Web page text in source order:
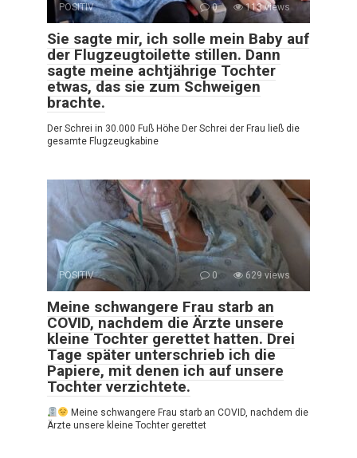
POSITIV 0 113 views
Sie sagte mir, ich solle mein Baby auf
der Flugzeugtoilette stillen. Dann
sagte meine achtjährige Tochter
etwas, das sie zum Schweigen
brachte.
Der Schrei in 30.000 Fuß Höhe Der Schrei der Frau ließ die
gesamte Flugzeugkabine
POSITIV 0 629 views
Meine schwangere Frau starb an
COVID, nachdem die Ärzte unsere
kleine Tochter gerettet hatten. Drei
Tage später unterschrieb ich die
Papiere, mit denen ich auf unsere
Tochter verzichtete.
Meine schwangere Frau starb an COVID, nachdem die
Ärzte unsere kleine Tochter gerettet